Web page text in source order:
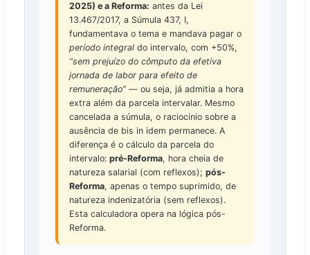
2025) e a Reforma: antes da Lei
13.467/2017, a Súmula 437, I,
fundamentava o tema e mandava pagar o
período integral do intervalo, com +50%,
“sem prejuízo do cômputo da efetiva
jornada de labor para efeito de
remuneração” — ou seja, já admitia a hora
extra além da parcela intervalar. Mesmo
cancelada a súmula, o raciocínio sobre a
ausência de bis in idem permanece. A
diferença é o cálculo da parcela do
intervalo: pré-Reforma, hora cheia de
natureza salarial (com reflexos); pós-
Reforma, apenas o tempo suprimido, de
natureza indenizatória (sem reflexos).
Esta calculadora opera na lógica pós-
Reforma.